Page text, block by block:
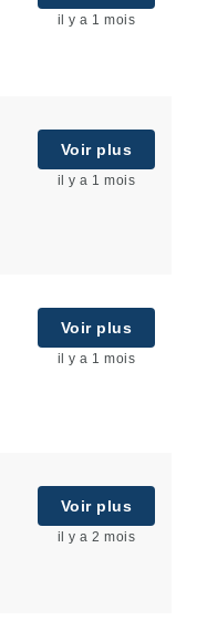
il y a 1 mois
Voir plus
il y a 1 mois
Voir plus
il y a 1 mois
Voir plus
il y a 2 mois